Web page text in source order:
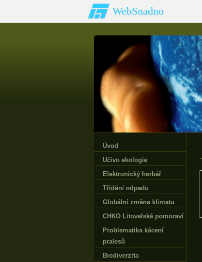
WebSnadno
Úvod
Učivo ekologie
Elektronický herbář
Třídění odpadu
Globální změna klimatu
CHKO Litovelské pomoraví
Problematika kácení
pralesů
Biodiverzita